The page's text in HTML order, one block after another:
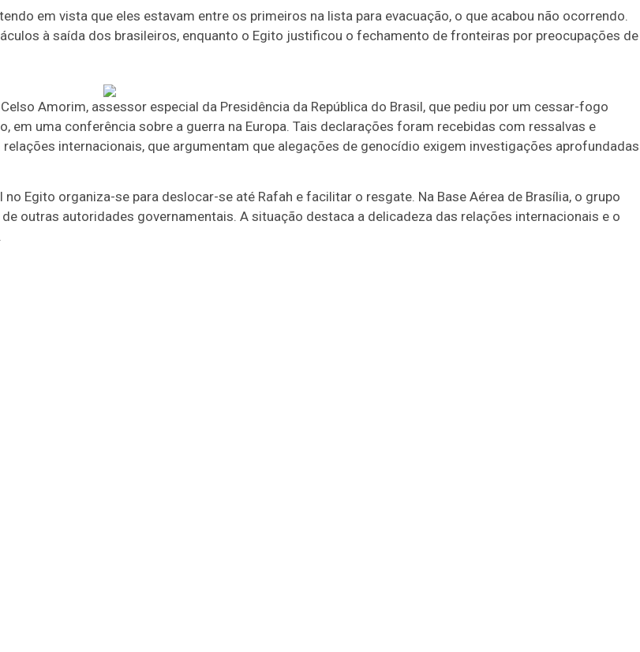
em vista que eles estavam entre os primeiros na lista para evacuação, o que acabou não ocorrendo.
à saída dos brasileiros, enquanto o Egito justificou o fechamento de fronteiras por preocupações de
Amorim, assessor especial da Presidência da República do Brasil, que pediu por um cessar-fogo
uma conferência sobre a guerra na Europa. Tais declarações foram recebidas com ressalvas e
internacionais, que argumentam que alegações de genocídio exigem investigações aprofundadas
Egito organiza-se para deslocar-se até Rafah e facilitar o resgate. Na Base Aérea de Brasília, o grupo
outras autoridades governamentais. A situação destaca a delicadeza das relações internacionais e o